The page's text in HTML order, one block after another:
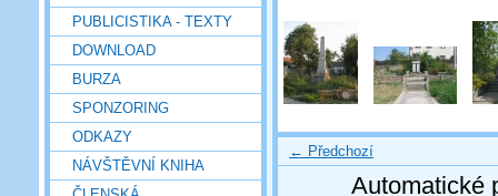
PUBLICISTIKA - TEXTY
DOWNLOAD
BURZA
SPONZORING
ODKAZY
NÁVŠTĚVNÍ KNIHA
← Předchozí
Automatické